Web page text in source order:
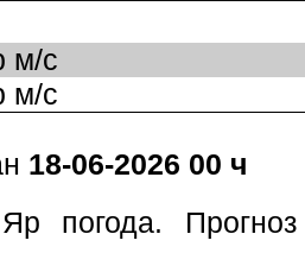
м/с
м/с
18-06-2026 00 ч
погода.